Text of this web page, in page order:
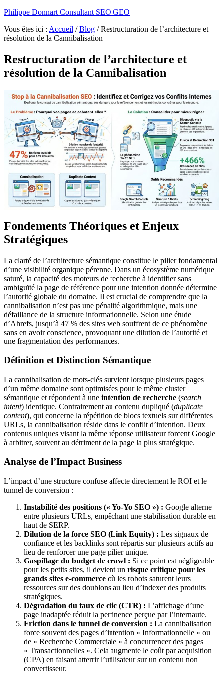
Philippe Donnart Consultant SEO GEO
Vous êtes ici : Accueil / Blog /Restructuration de l’architecture et
résolution de la Cannibalisation
Restructuration de l’architecture et
résolution de la Cannibalisation
Fondements Théoriques et Enjeux
Stratégiques
La clarté de l’architecture sémantique constitue le pilier fondamental
d’une visibilité organique pérenne. Dans un écosystème numérique
saturé, la capacité des moteurs de recherche à identifier sans
ambiguïté la page de référence pour une intention donnée détermine
l’autorité globale du domaine. Il est crucial de comprendre que la
cannibalisation n’est pas une pénalité algorithmique, mais une
défaillance de la structure informationnelle. Selon une étude
d’Ahrefs, jusqu’à 47 % des sites web souffrent de ce phénomène
sans en avoir conscience, provoquant une dilution de l’autorité et
une fragmentation des performances.
Définition et Distinction Sémantique
La cannibalisation de mots-clés survient lorsque plusieurs pages
d’un même domaine sont optimisées pour le même cluster
sémantique et répondent à une intention de recherche (search
intent) identique. Contrairement au contenu dupliqué (duplicate
content), qui concerne la répétition de blocs textuels sur différentes
URLs, la cannibalisation réside dans le conflit d’intention. Deux
contenus uniques visant la même réponse utilisateur forcent Google
à arbitrer, souvent au détriment de la page la plus stratégique.
Analyse de l’Impact Business
L’impact d’une structure confuse affecte directement le ROI et le
tunnel de conversion :
Instabilité des positions (« Yo-Yo SEO ») : Google alterne
entre plusieurs URLs, empêchant une stabilisation durable en
haut de SERP.
Dilution de la force SEO (Link Equity) : Les signaux de
confiance et les backlinks sont répartis sur plusieurs actifs au
lieu de renforcer une page pilier unique.
Gaspillage du budget de crawl : Si ce point est négligeable
pour les petits sites, il devient un risque critique pour les
grands sites e-commerce où les robots saturent leurs
ressources sur des doublons au lieu d’indexer des produits
stratégiques.
Dégradation du taux de clic (CTR) : L’affichage d’une
page inadaptée réduit la pertinence perçue par l’internaute.
Friction dans le tunnel de conversion : La cannibalisation
force souvent des pages d’intention « Informationnelle » ou
de « Recherche Commerciale » à concurrencer des pages
« Transactionnelles ». Cela augmente le coût par acquisition
(CPA) en faisant atterrir l’utilisateur sur un contenu non
convertisseur.